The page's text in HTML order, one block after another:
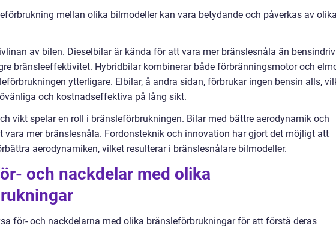
mellan olika bilmodeller kan vara betydande och påverkas av olika
av bilen. Dieselbilar är kända för att vara mer bränslesnåla än
bränsleeffektivitet. Hybridbilar kombinerar både förbränningsmotor och
ytterligare. Elbilar, å andra sidan, förbrukar ingen bensin alls,
och kostnadseffektiva på lång sikt.
vikt spelar en roll i bränsleförbrukningen. Bilar med bättre aerodynamik och
vara mer bränslesnåla. Fordonsteknik och innovation har gjort det möjligt att
aerodynamiken, vilket resulterar i bränslesnålare bilmodeller.
och nackdelar med olika
för- och nackdelarna med olika bränsleförbrukningar för att förstå deras